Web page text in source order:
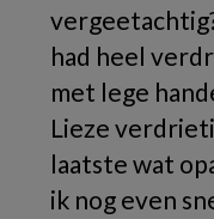
had heel
met lege
Lieze
laatste wat
ik nog even